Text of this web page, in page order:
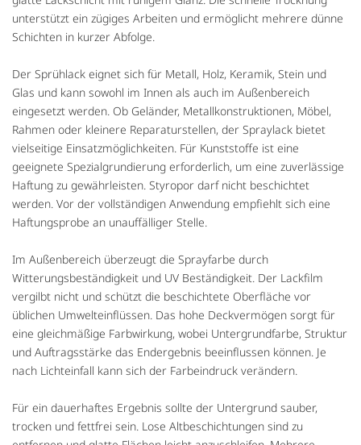
unterstützt ein zügiges Arbeiten und ermöglicht mehrere dünne
Schichten in kurzer Abfolge.
Der Sprühlack eignet sich für Metall, Holz, Keramik, Stein und
Glas und kann sowohl im Innen als auch im Außenbereich
eingesetzt werden. Ob Geländer, Metallkonstruktionen, Möbel,
Rahmen oder kleinere Reparaturstellen, der Spraylack bietet
vielseitige Einsatzmöglichkeiten. Für Kunststoffe ist eine
geeignete Spezialgrundierung erforderlich, um eine zuverlässige
Haftung zu gewährleisten. Styropor darf nicht beschichtet
werden. Vor der vollständigen Anwendung empfiehlt sich eine
Haftungsprobe an unauffälliger Stelle.
Im Außenbereich überzeugt die Sprayfarbe durch
Witterungsbeständigkeit und UV Beständigkeit. Der Lackfilm
vergilbt nicht und schützt die beschichtete Oberfläche vor
üblichen Umwelteinflüssen. Das hohe Deckvermögen sorgt für
eine gleichmäßige Farbwirkung, wobei Untergrundfarbe, Struktur
und Auftragsstärke das Endergebnis beeinflussen können. Je
nach Lichteinfall kann sich der Farbeindruck verändern.
Für ein dauerhaftes Ergebnis sollte der Untergrund sauber,
trocken und fettfrei sein. Lose Altbeschichtungen sind zu